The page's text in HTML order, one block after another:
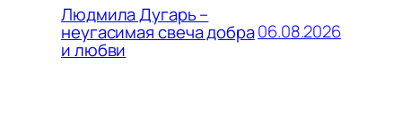
Людмила Дугарь –
неугасимая свеча добра
и любви
06.08.2026